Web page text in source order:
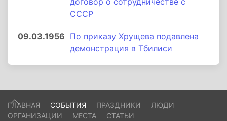
СССР
09.03.1956 По приказу Хрущева подавлена
демонстрация в Тбилиси
ГЛАВНАЯ СОБЫТИЯ ПРАЗДНИКИ
ЛЮДИ
ОРГАНИЗАЦИИ
МЕСТА СТАТЬИ